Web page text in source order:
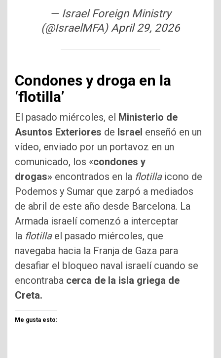
— Israel Foreign Ministry
(@IsraelMFA) April 29, 2026
Condones y droga en la
‘flotilla’
El pasado miércoles, el Ministerio de
Asuntos Exteriores de Israel enseñó en un
vídeo, enviado por un portavoz en un
comunicado, los «condones y
drogas» encontrados en la flotillaicono de
Podemos y Sumar que zarpó a mediados
de abril de este año desde Barcelona. La
Armada israelí comenzó a interceptar
la flotillael pasado miércoles, que
navegaba hacia la Franja de Gaza para
desafiar el bloqueo naval israelí cuando se
encontraba cerca de la isla griega de
Creta.
Me gusta esto: